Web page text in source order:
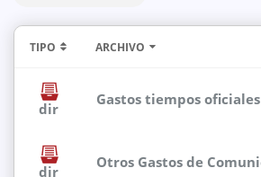
TIPO ARCHIVO
dir
Gastos tiempos
dir
Otros Gastos de